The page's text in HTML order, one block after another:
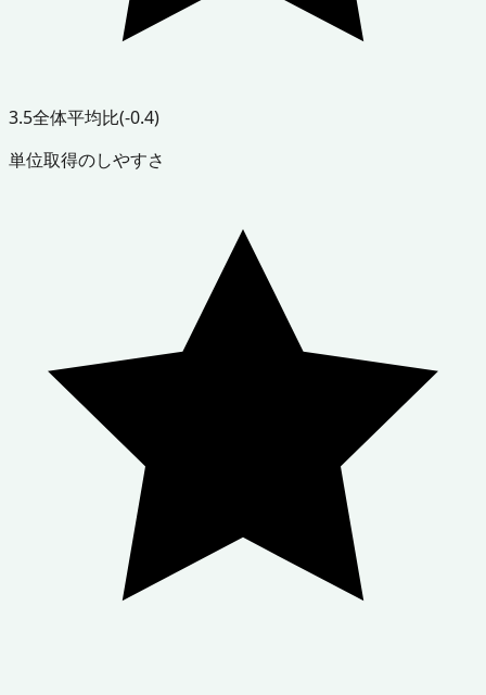
3.5全体平均比(-0.4)
単位取得のしやすさ